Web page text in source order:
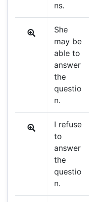
ns.
She
may be
able to
answer
the
questio
n.
I refuse
to
answer
the
questio
n.